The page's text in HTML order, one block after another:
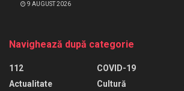
9 AUGUST 2026
Navighează după categorie
112
Actualitate
COVID-19
Cultură